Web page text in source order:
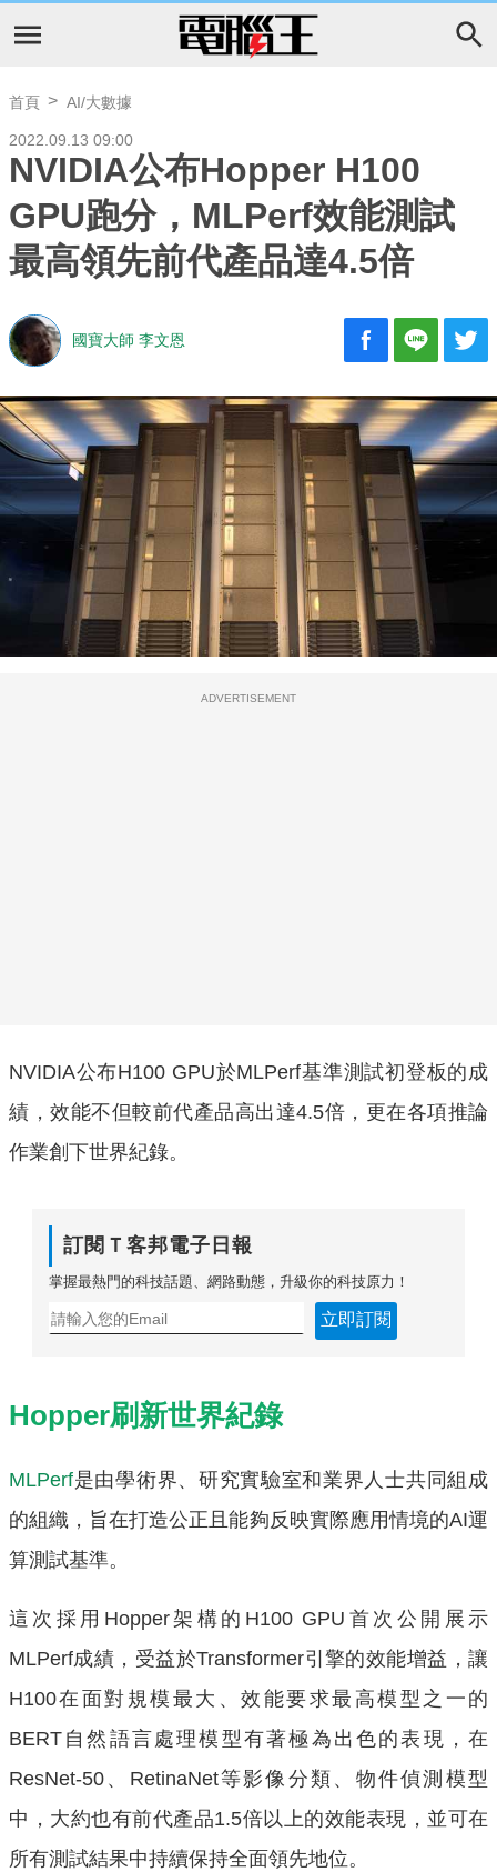
首頁 AI/大數據
2022.09.13 09:00
NVIDIA公布Hopper H100
GPU跑分，MLPerf效能測試
最高領先前代產品達4.5倍
國寶大師 李文恩
ADVERTISEMENT
NVIDIA公布H100 GPU於MLPerf基準測試初登板的成
績，效能不但較前代產品高出達4.5倍，更在各項推論
作業創下世界紀錄。
訂閱Ｔ客邦電子日報
掌握最熱門的科技話題、網路動態，升級你的科技原力！
立即訂閱
Hopper刷新世界紀錄
MLPerf是由學術界、研究實驗室和業界人士共同組成
的組織，旨在打造公正且能夠反映實際應用情境的AI運
算測試基準。
這次採用Hopper架構的H100 GPU首次公開展示
MLPerf成績，受益於Transformer引擎的效能增益，讓
H100在面對規模最大、效能要求最高模型之一的
BERT自然語言處理模型有著極為出色的表現，在
ResNet-50、RetinaNet等影像分類、物件偵測模型
中，大約也有前代產品1.5倍以上的效能表現，並可在
所有測試結果中持續保持全面領先地位。